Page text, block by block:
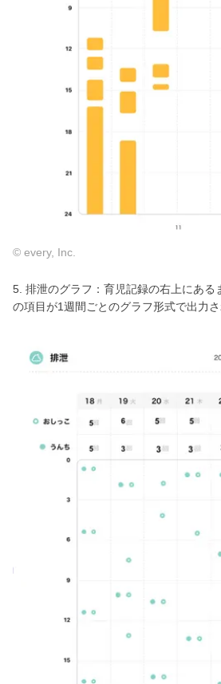
© every, Inc.
5. 排泄のグラフ：育児記録の右上にある
の項目が1週間ごとのグラフ形式で出力さ